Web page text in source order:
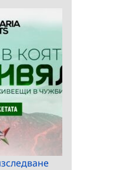
Орден „Св. св. Кирил
и Методий“ за двама
учени от БАН